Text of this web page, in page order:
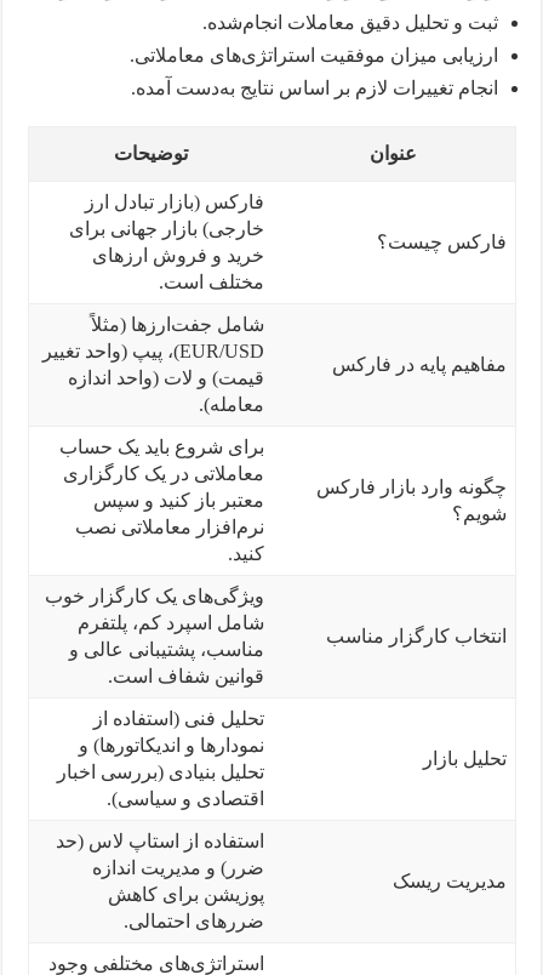
ثبت و تحلیل دقیق معاملات انجام‌شده.
ارزیابی میزان موفقیت استراتژی‌های معاملاتی.
انجام تغییرات لازم بر اساس نتایج به‌دست آمده.
عنوان توضیحات
فارکس چیست؟
فارکس (بازار تبادل ارز
خارجی) بازار جهانی برای
خرید و فروش ارزهای
مختلف است.
مفاهیم پایه در فارکس
شامل جفت‌ارزها (مثلاً
EUR/USD)، پیپ (واحد تغییر
قیمت) و لات (واحد اندازه
معامله).
چگونه وارد بازار فارکس
شویم؟
برای شروع باید یک حساب
معاملاتی در یک کارگزاری
معتبر باز کنید و سپس
نرم‌افزار معاملاتی نصب
کنید.
انتخاب کارگزار مناسب
ویژگی‌های یک کارگزار خوب
شامل اسپرد کم، پلتفرم
مناسب، پشتیبانی عالی و
قوانین شفاف است.
تحلیل بازار
تحلیل فنی (استفاده از
نمودارها و اندیکاتورها) و
تحلیل بنیادی (بررسی اخبار
اقتصادی و سیاسی).
مدیریت ریسک
استفاده از استاپ لاس (حد
ضرر) و مدیریت اندازه
پوزیشن برای کاهش
ضررهای احتمالی.
استراتژی‌های مختلفی وجود